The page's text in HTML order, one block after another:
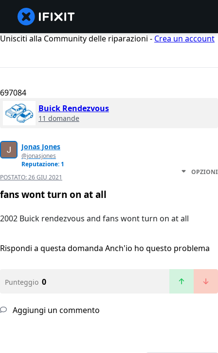
Unisciti alla Community delle riparazioni - Crea un account
697084
Buick Rendezvous
11 domande
Jonas Jones
@jonasjones
Reputazione: 1
POSTATO:26 GIU 2021
OPZIONI
fans wont turn on at all
2002 Buick rendezvous and fans wont turn on at all
Rispondi a questa domanda Anch'io ho questo problema
Punteggio 0
Aggiungi un commento